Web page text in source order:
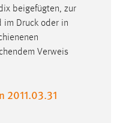
beigefügten, zur
im Druck oder in
Verweis
2011.03.31